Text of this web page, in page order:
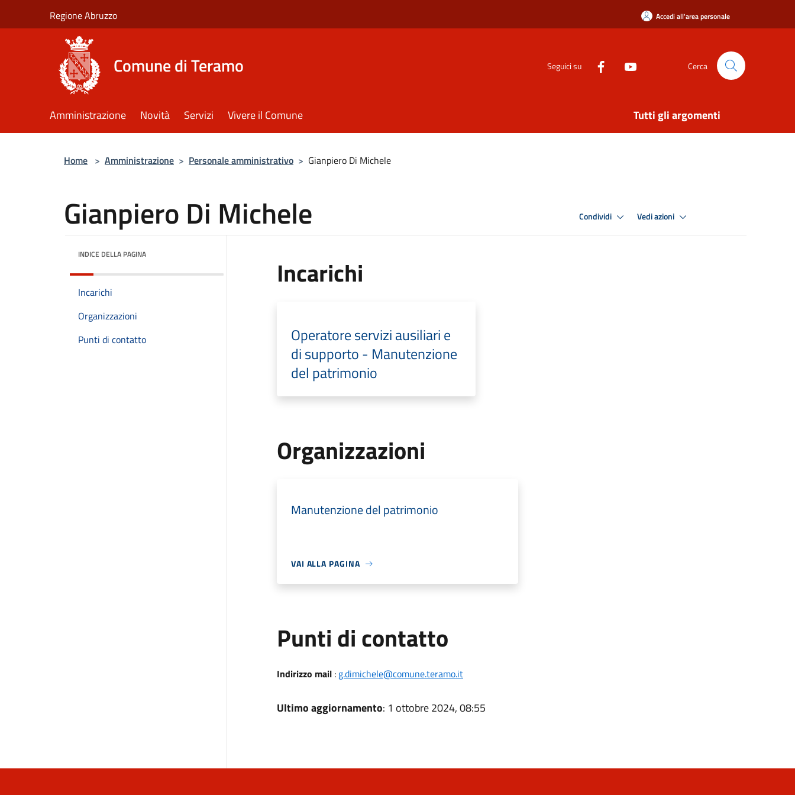
Regione Abruzzo Accedi all'area personale
Comune di Teramo Seguici su Cerca
Amministrazione Novità Servizi Vivere il Comune Tutti gli argomenti
Home > Amministrazione > Personale amministrativo > Gianpiero Di Michele
Gianpiero Di Michele Condividi Vedi azioni
INDICE DELLA PAGINA
Incarichi
Organizzazioni
Punti di contatto
Incarichi
Operatore servizi ausiliari e
di supporto - Manutenzione
del patrimonio
Organizzazioni
Manutenzione del patrimonio
VAI ALLA PAGINA
Punti di contatto
Indirizzo mail: g.dimichele@comune.teramo.it
Ultimo aggiornamento: 1 ottobre 2024, 08:55